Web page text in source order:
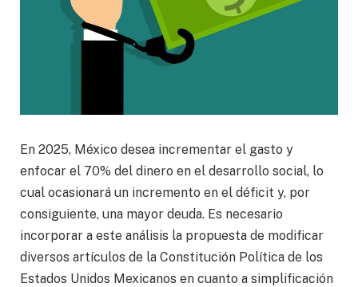
En 2025, México desea incrementar el gasto y
enfocar el 70% del dinero en el desarrollo social, lo
cual ocasionará un incremento en el déficit y, por
consiguiente, una mayor deuda. Es necesario
incorporar a este análisis la propuesta de modificar
diversos artículos de la Constitución Política de los
Estados Unidos Mexicanos en cuanto a simplificación